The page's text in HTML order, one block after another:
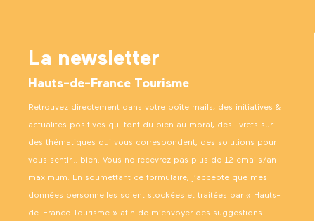
La newsletter
Hauts-de-France Tourisme
Retrouvez directement dans votre boîte mails, des initiatives &
actualités positives qui font du bien au moral, des livrets sur
des thématiques qui vous correspondent, des solutions pour
vous sentir… bien. Vous ne recevrez pas plus de 12 emails/an
maximum. En soumettant ce formulaire, j’accepte que mes
données personnelles soient stockées et traitées par « Hauts-
de-France Tourisme » afin de m’envoyer des suggestions